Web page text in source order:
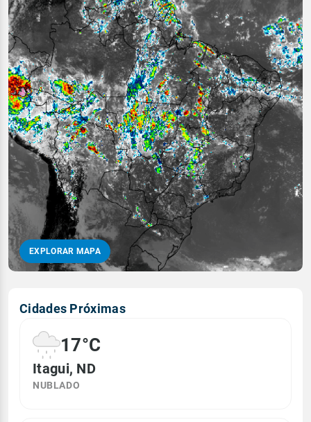
EXPLORAR MAPA
Cidades Próximas
17°C
Itagui, ND
NUBLADO